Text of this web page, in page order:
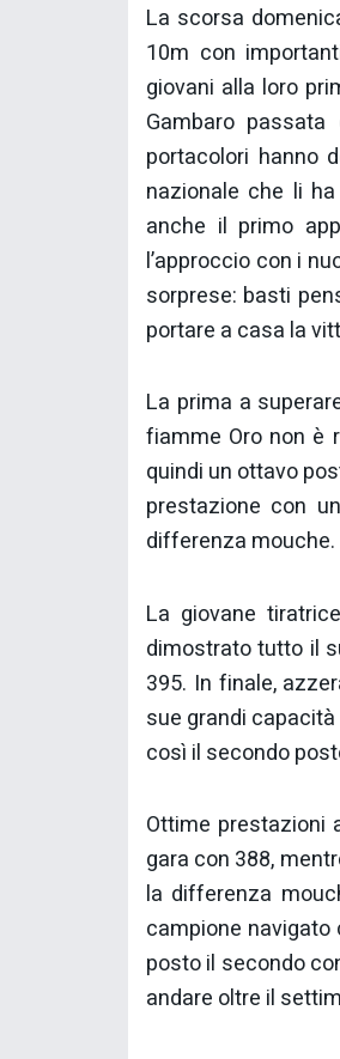
La scorsa
10m con
giovani alla loro
Gambaro
portacolori hanno
nazionale che li
anche il primo
l’approccio con i
sorprese: basti
portare a casa la
La prima a
fiamme Oro non è
quindi un ottavo
prestazione con
differenza mouche.
La giovane
dimostrato tutto il
395. In finale,
sue grandi
così il secondo
Ottime prestazioni
gara con 388,
la differenza
campione
posto il secondo
andare oltre il